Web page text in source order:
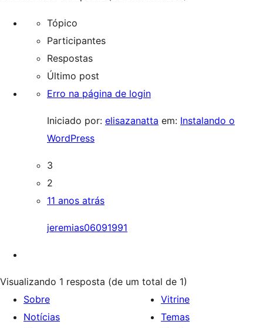
Tópico
Participantes
Respostas
Último post
Erro na página de login
Iniciado por: elisazanatta em: Instalando o
WordPress
3
2
11 anos atrás
jeremias06091991
Visualizando 1 resposta (de um total de 1)
Sobre
Notícias
Vitrine
Temas